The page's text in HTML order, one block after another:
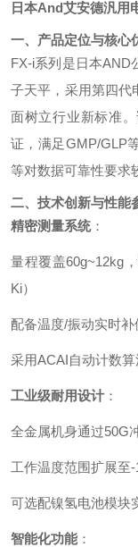
日本And艾安德汎用
一、产品定位与核心
FX-i系列是日本AND
子天平，采用第四代
面树立行业新标准
证，满足GMP/GLP
等对数据可靠性要求
二、技术创新与性能
精密测量系统：
量程覆盖60g~12kg
Ki）
配备温度/振动实时
采用ACAI自动计数
工业级耐用设计 ：
全金属机身通过50G
工作温度范围扩展
可选配镍氢电池模块
智能化功能 ：